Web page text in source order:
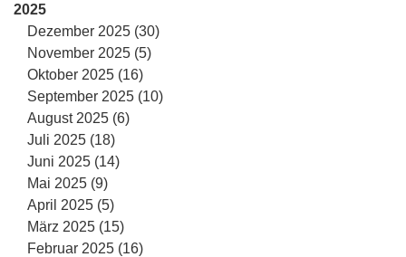
2025
Dezember 2025 (30)
November 2025 (5)
Oktober 2025 (16)
September 2025 (10)
August 2025 (6)
Juli 2025 (18)
Juni 2025 (14)
Mai 2025 (9)
April 2025 (5)
März 2025 (15)
Februar 2025 (16)